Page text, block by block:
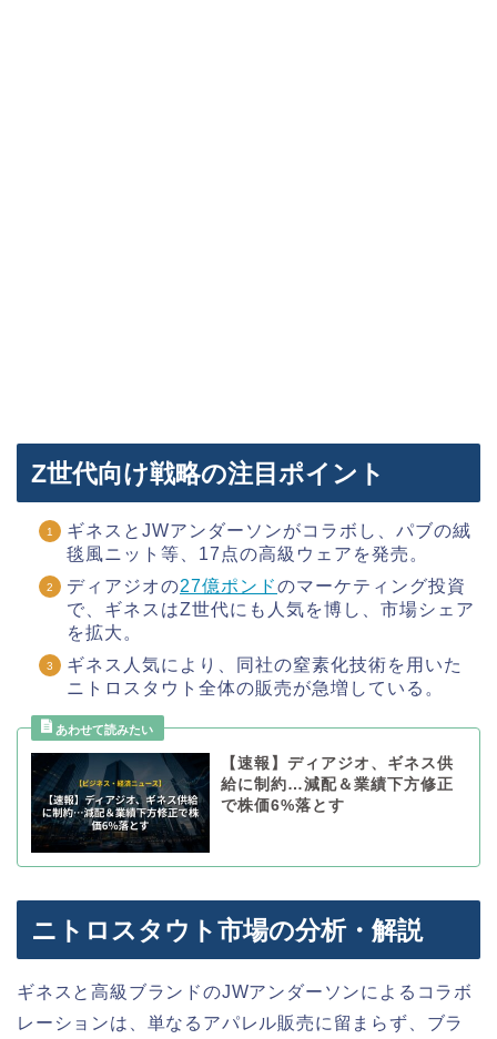
Z世代向け戦略の注目ポイント
ギネスとJWアンダーソンがコラボし、パブの絨
毯風ニット等、17点の高級ウェアを発売。
ディアジオの27億ポンドのマーケティング投資
で、ギネスはZ世代にも人気を博し、市場シェア
を拡大。
ギネス人気により、同社の窒素化技術を用いた
ニトロスタウト全体の販売が急増している。
【速報】ディアジオ、ギネス供
給に制約…減配＆業績下方修正
で株価6%落とす
ニトロスタウト市場の分析・解説
ギネスと高級ブランドのJWアンダーソンによるコラボ
レーションは、単なるアパレル販売に留まらず、ブラ